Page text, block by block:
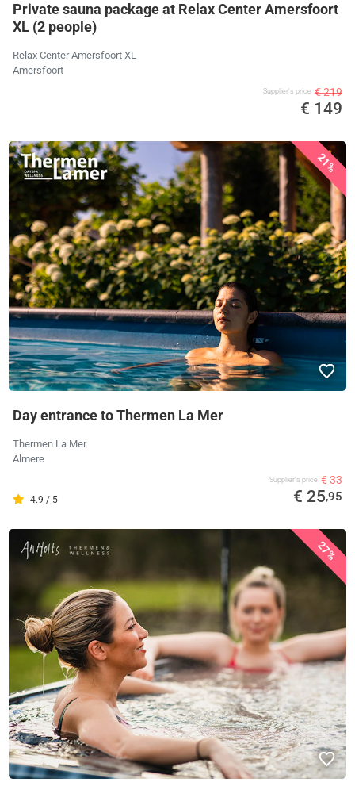
Private sauna package at Relax Center Amersfoort
XL (2 people)
Relax Center Amersfoort XL
Amersfoort
Supplier's price € 219
€ 149
21%
Day entrance to Thermen La Mer
Thermen La Mer
Almere
4.9 / 5
Supplier's price € 33
€ 25,95
27%